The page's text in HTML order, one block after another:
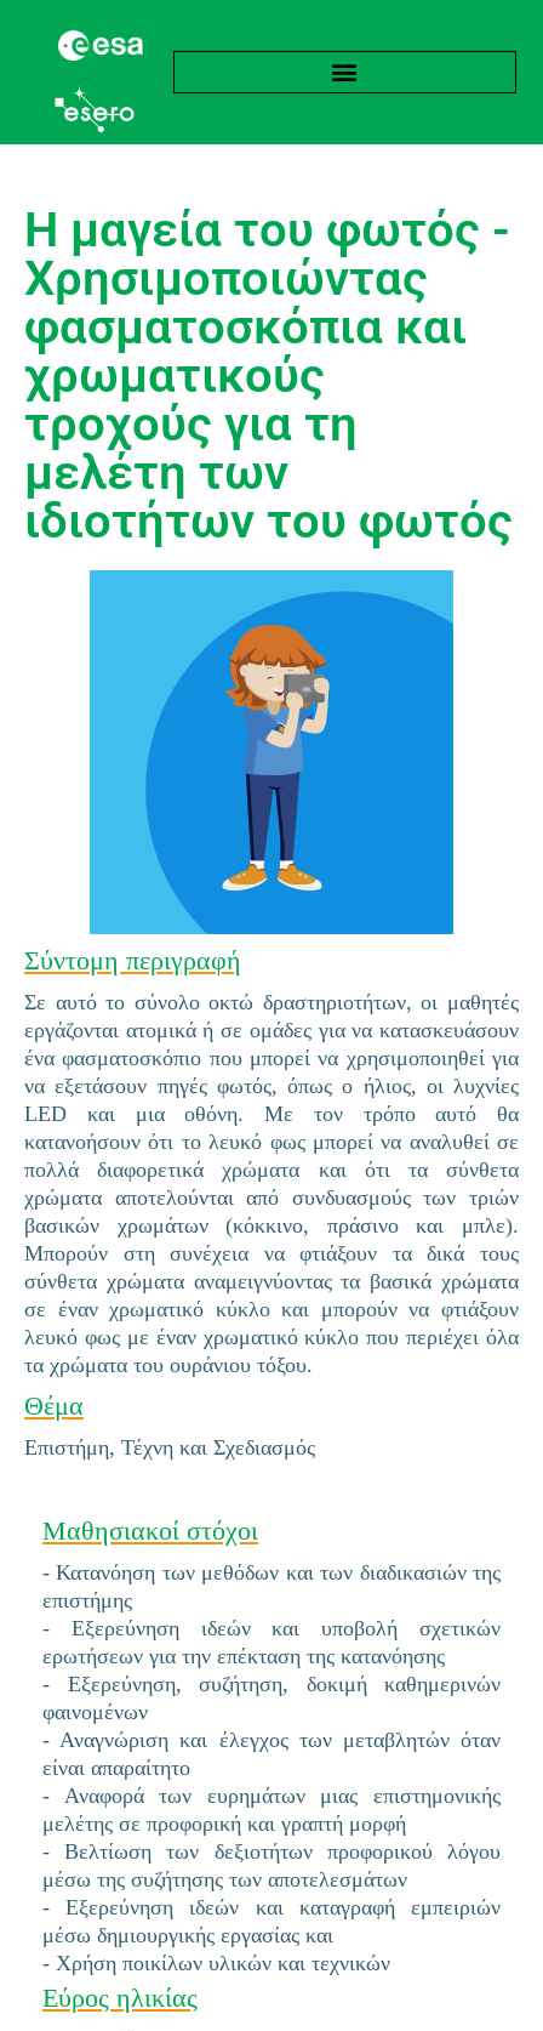
Η μαγεία του φωτός -
Χρησιμοποιώντας
φασματοσκόπια και
χρωματικούς
τροχούς για τη
μελέτη των
ιδιοτήτων του φωτός
Σύντομη περιγραφή
Σε αυτό το σύνολο οκτώ δραστηριοτήτων, οι μαθητές
εργάζονται ατομικά ή σε ομάδες για να κατασκευάσουν
ένα φασματοσκόπιο που μπορεί να χρησιμοποιηθεί για
να εξετάσουν πηγές φωτός, όπως ο ήλιος, οι λυχνίες
LED και μια οθόνη. Με τον τρόπο αυτό θα
κατανοήσουν ότι το λευκό φως μπορεί να αναλυθεί σε
πολλά διαφορετικά χρώματα και ότι τα σύνθετα
χρώματα αποτελούνται από συνδυασμούς των τριών
βασικών χρωμάτων (κόκκινο, πράσινο και μπλε).
Μπορούν στη συνέχεια να φτιάξουν τα δικά τους
σύνθετα χρώματα αναμειγνύοντας τα βασικά χρώματα
σε έναν χρωματικό κύκλο και μπορούν να φτιάξουν
λευκό φως με έναν χρωματικό κύκλο που περιέχει όλα
τα χρώματα του ουράνιου τόξου.
Θέμα
Επιστήμη, Τέχνη και Σχεδιασμός
Μαθησιακοί στόχοι
- Κατανόηση των μεθόδων και των διαδικασιών της
επιστήμης
- Εξερεύνηση ιδεών και υποβολή σχετικών
ερωτήσεων για την επέκταση της κατανόησης
- Εξερεύνηση, συζήτηση, δοκιμή καθημερινών
φαινομένων
- Αναγνώριση και έλεγχος των μεταβλητών όταν
είναι απαραίτητο
- Αναφορά των ευρημάτων μιας επιστημονικής
μελέτης σε προφορική και γραπτή μορφή
- Βελτίωση των δεξιοτήτων προφορικού λόγου
μέσω της συζήτησης των αποτελεσμάτων
- Εξερεύνηση ιδεών και καταγραφή εμπειριών
μέσω δημιουργικής εργασίας και
- Χρήση ποικίλων υλικών και τεχνικών
Εύρος ηλικίας